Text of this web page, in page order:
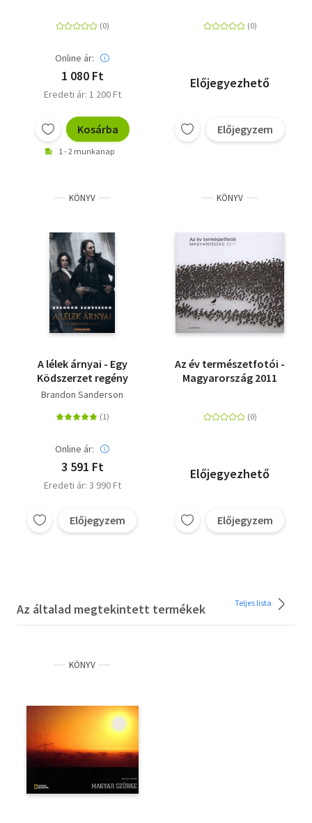
Online ár:
1 080 Ft
Eredeti ár: 1 200 Ft
Kosárba
1 - 2 munkanap
Előjegyezhető
Előjegyzem
KÖNYV
A lélek árnyai - Egy
Ködszerzet regény
Brandon Sanderson
Online ár:
3 591 Ft
Eredeti ár: 3 990 Ft
Előjegyzem
KÖNYV
Az év természetfotói -
Magyarország 2011
Előjegyezhető
Előjegyzem
Az általad megtekintett termékek Teljes lista
KÖNYV